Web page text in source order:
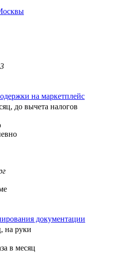
3
на маркетплейс
до вычета налогов
документации
на руки
в месяц